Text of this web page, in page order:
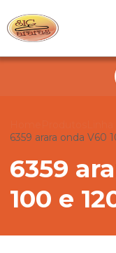
6359 arara onda V60
6359
100 e